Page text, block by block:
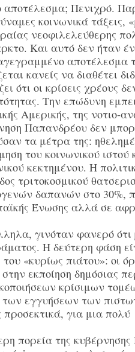
αποτέλεσμα; Πενιχρό.
κοινωνικά τάξεις,
νεοφιλελεύθερης
Και αυτό δεν ήταν
αποτέλεσμα
κανείς να διαθέτει
ότι οι κρίσεις χρέους
Την επώδυνη
Αμερικής, της νοτιο-
Παπανδρέου δεν
τα μέτρα της:
του κοινωνικού ιστού
κεκτημένου. Η
τριτοκοσμικού
δαπανών στο 30%,
Ένωσης αλλά σε
γινόταν φανερό
Η δεύτερη φάση
«κυρίως πιάτου»: οι
εκποίηση δημόσιας
κρίσιμων
εγγυήσεων των
προσεκτικά, για μια πολύ
πορεία της